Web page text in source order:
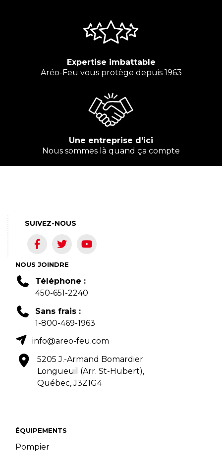
Expertise imbattable
Aréo-Feu vous protège depuis 1963
Une entreprise d'ici
Nous sommes là quand ça compte
ÉQUIPEMENTS
Pompier
NOUS JOINDRE
Téléphone :
450-651-2240
Sans frais :
1-800-469-1963
info@areo-feu.com
5205 J.-Armand Bomardier
Longueuil (Arr. St-Hubert),
Québec, J3Z1G4
SUIVEZ-NOUS